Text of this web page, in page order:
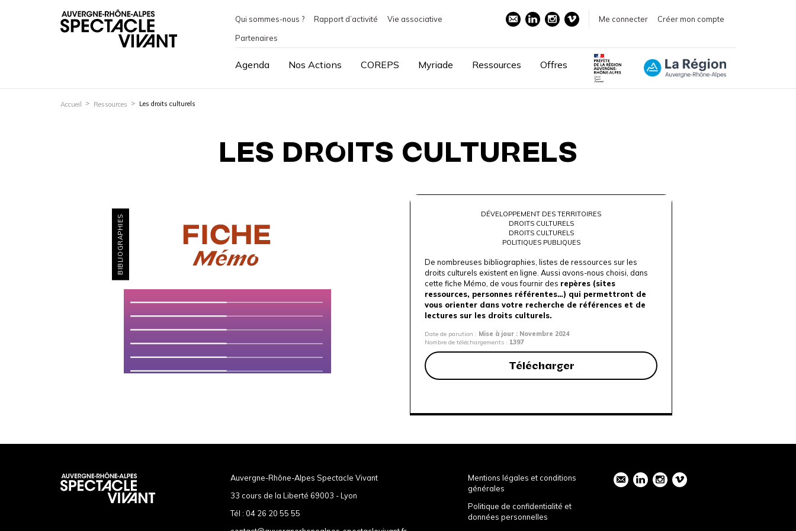
Qui sommes-nous ? Rapport d’activité
Vie associative
Partenaires
Me connecter Créer mon compte
Agenda Nos Actions COREPS Myriade Ressources Offres
Accueil Ressources Les droits culturels
LES DROITS CULTURELS
BIBLIOGRAPHIES
DÉVELOPPEMENT DES TERRITOIRES
DROITS CULTURELS
DROITS CULTURELS
POLITIQUES PUBLIQUES
De nombreuses bibliographies, listes de ressources sur les
droits culturels existent en ligne. Aussi avons-nous choisi, dans
cette fiche Mémo, de vous fournir des repères (sites
ressources, personnes référentes…) qui permettront de
vous orienter dans votre recherche de références et de
lectures sur les droits culturels.
Date de parution : Mise à jour : Novembre 2024
Nombre de téléchargements : 1397
Télécharger
Auvergne-Rhône-Alpes Spectacle Vivant
33 cours de la Liberté 69003 - Lyon
Tél : 04 26 20 55 55
Mentions légales et conditions
générales
Politique de confidentialité et
données personnelles